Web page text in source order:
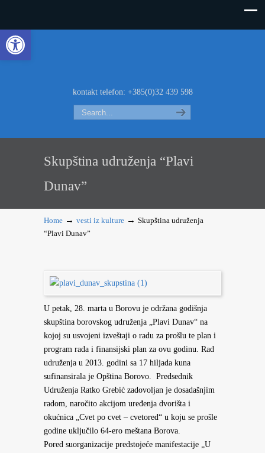
Open toolbar
kontakt telefon: +385(0)32 439 598
Skupština udruženja “Plavi
Dunav”
Home → vesti iz kulture → Skupština udruženja
“Plavi Dunav”
U petak, 28. marta u Borovu je održana godišnja
skupština borovskog udruženja „Plavi Dunav“ na
kojoj su usvojeni izveštaji o radu za prošlu te plan i
program rada i finansijski plan za ovu godinu. Rad
udruženja u 2013. godini sa 17 hiljada kuna
sufinansirala je Opština Borovo. Predsednik
Udruženja Ratko Grebić zadovoljan je dosadašnjim
radom, naročito akcijom uređenja dvorišta i
okućnica „Cvet po cvet – cvetored“ u koju se prošle
godine uključilo 64-ero meštana Borova.
Pored suorganizacije predstojeće manifestacije „U